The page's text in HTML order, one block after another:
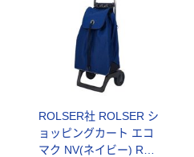
ROLSER社 ROLSER シ
ョッピングカート エコ
マク NV(ネイビー) RS-